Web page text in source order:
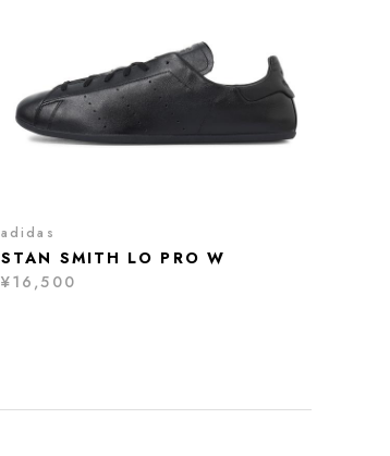
adidas
STAN SMITH LO PRO W
¥16,500